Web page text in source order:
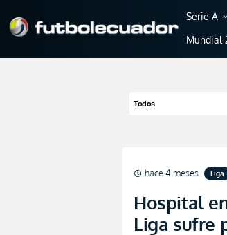
Serie A
Mundial
schedule hace 4 meses Liga
Hospital
Liga sufre